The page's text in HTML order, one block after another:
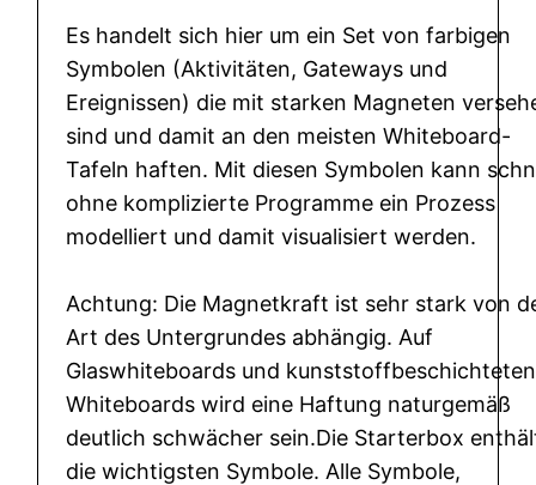
e
g
Es handelt sich hier um ein Set von farbigen
Symbolen (Aktivitäten, Gateways und
Ereignissen) die mit starken Magneten
sind und damit an den meisten Whiteboard-
Tafeln haften. Mit diesen Symbolen kann
ohne komplizierte Programme ein Prozess
modelliert und damit visualisiert werden.
Achtung: Die Magnetkraft ist sehr stark von
Art des Untergrundes abhängig. Auf
Glaswhiteboards und kunststoffbeschichteten
Whiteboards wird eine Haftung naturgemäß
deutlich schwächer sein.Die Starterbox
die wichtigsten Symbole. Alle Symbole,